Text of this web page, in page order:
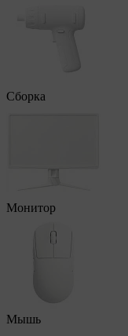
Сборка
Монитор
Мышь